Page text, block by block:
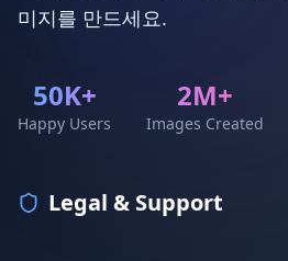
미지를 만드세요.
50K+
Happy Users
2M+
Images Created
Legal & Support